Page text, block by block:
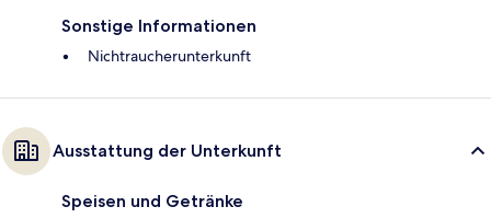
Sonstige Informationen
Nichtraucherunterkunft
Ausstattung der Unterkunft
Speisen und Getränke